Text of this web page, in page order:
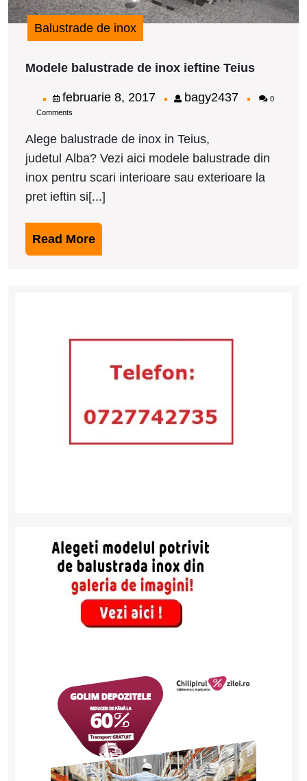
Balustrade de inox
Modele balustrade de inox ieftine Teius
inox
februarie 8, 2017februarie
2017
bagy2437bagy2437
0
Comments
Alege balustrade de inox in Teius,
judetul Alba? Vezi aici modele balustrade din
inox pentru scari interioare sau exterioare la
pret ieftin si[...]
Read MoreRead
More